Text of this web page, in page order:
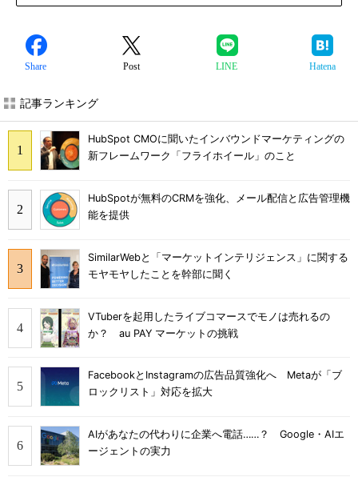
Share Post LINE Hatena
記事ランキング
HubSpot CMOに聞いたインバウンドマーケティングの
新フレームワーク「フライホイール」のこと
HubSpotが無料のCRMを強化、メール配信と広告管理機
能を提供
SimilarWebと「マーケットインテリジェンス」に関する
モヤモヤしたことを幹部に聞く
VTuberを起用したライブコマースでモノは売れるの
か？ au PAY マーケットの挑戦
FacebookとInstagramの広告品質強化へ Metaが「ブ
ロックリスト」対応を拡大
AIがあなたの代わりに企業へ電話……？ Google・AIエ
ージェントの実力